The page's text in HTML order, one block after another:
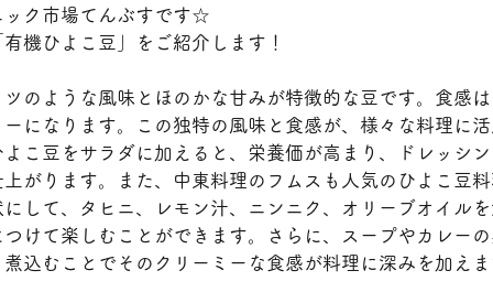
ック市場てんぶすです☆
機ひよこ豆」をご紹介します！
のような風味とほのかな甘みが特徴的な豆です。食感
になります。この独特の風味と食感が、様々な料理に
こ豆をサラダに加えると、栄養価が高まり、ドレッシ
がります。また、中東料理のフムスも人気のひよこ豆
して、タヒニ、レモン汁、ニンニク、オリーブオイル
けて楽しむことができます。さらに、スープやカレー
込むことでそのクリーミーな食感が料理に深みを加え